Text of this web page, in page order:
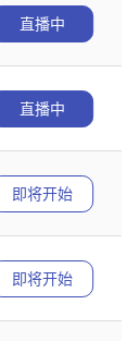
直播中
直播中
即将开始
即将开始